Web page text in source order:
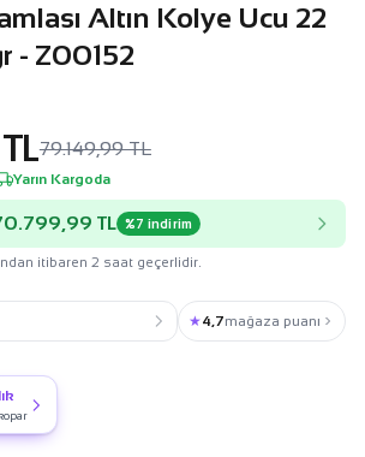
Altın Kolye Ucu 22
- Z00152
79.149,99 TL
Yarın Kargoda
TL %7 indirim
itibaren 2 saat geçerlidir.
★4,7mağaza puanı